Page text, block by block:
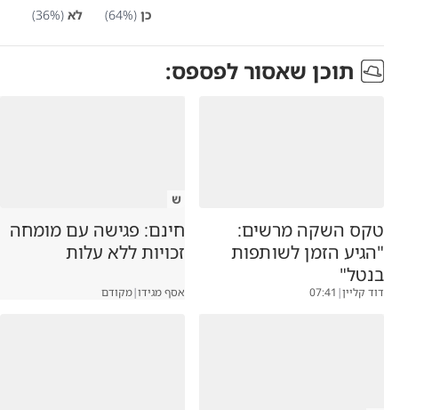
כן (
64%) לא (
36%)
תוכן שאסור לפספס:
טקס השקה מרשים:
"הגיע הזמן לשותפות
בנטל"
דוד קליין|
07:41
ש
חינם: פגישה עם מומחה
זכויות ללא עלות
אסף מגידו|מקודם